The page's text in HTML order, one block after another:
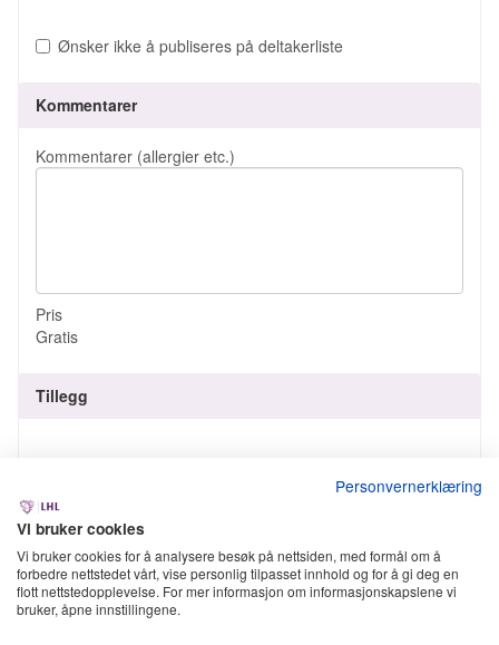
Ønsker ikke å publiseres på deltakerliste
Kommentarer
Kommentarer (allergier etc.)
Pris
Gratis
Tillegg
Personvernerklæring
Vi bruker cookies
Vi bruker cookies for å analysere besøk på nettsiden, med formål om å
forbedre nettstedet vårt, vise personlig tilpasset innhold og for å gi deg en
flott nettstedopplevelse. For mer informasjon om informasjonskapslene vi
bruker, åpne innstillingene.